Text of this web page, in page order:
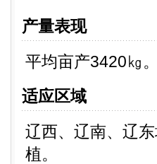
产量表现
平均亩产3420㎏。
适应区域
辽西、辽南、辽
植。